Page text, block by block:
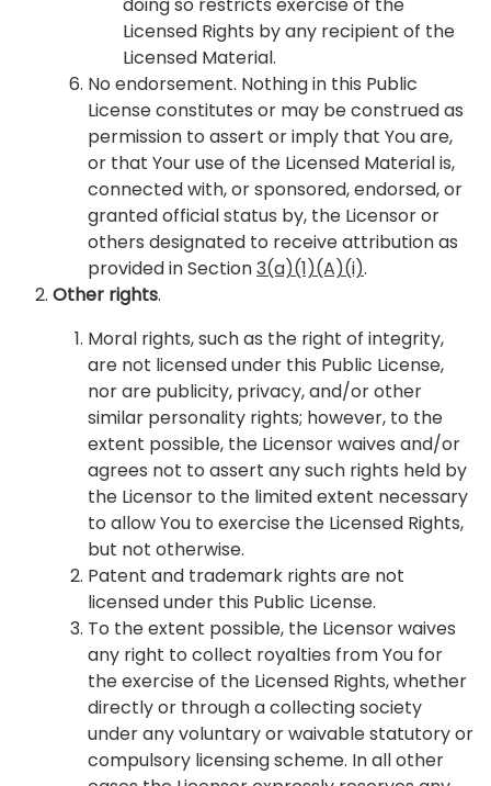
doing so restricts exercise of the
Licensed Rights by any recipient of the
Licensed Material.
No endorsement. Nothing in this Public
License constitutes or may be construed as
permission to assert or imply that You are,
or that Your use of the Licensed Material is,
connected with, or sponsored, endorsed, or
granted official status by, the Licensor or
others designated to receive attribution as
provided in Section3(a)(1)(A)(i).
Other rights.
Moral rights, such as the right of integrity,
are not licensed under this Public License,
nor are publicity, privacy, and/or other
similar personality rights; however, to the
extent possible, the Licensor waives and/or
agrees not to assert any such rights held by
the Licensor to the limited extent necessary
to allow You to exercise the Licensed Rights,
but not otherwise.
Patent and trademark rights are not
licensed under this Public License.
To the extent possible, the Licensor waives
any right to collect royalties from You for
the exercise of the Licensed Rights, whether
directly or through a collecting society
under any voluntary or waivable statutory or
compulsory licensing scheme. In all other